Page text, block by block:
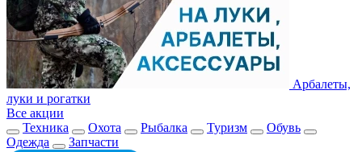
Арбалеты,
луки и рогатки
Все акции
Техника
Охота Рыбалка Туризм
Обувь
Одежда
Запчасти